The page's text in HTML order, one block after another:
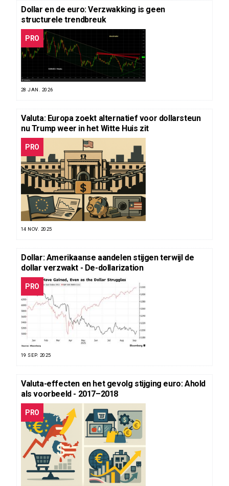
Dollar en de euro: Verzwakking is geen
structurele trendbreuk
PRO
28 JAN. 2026
Valuta: Europa zoekt alternatief voor dollarsteun
nu Trump weer in het Witte Huis zit
PRO
14 NOV. 2025
Dollar: Amerikaanse aandelen stijgen terwijl de
dollar verzwakt - De-dollarization
PRO
19 SEP. 2025
Valuta-effecten en het gevolg stijging euro: Ahold
als voorbeeld - 2017–2018
PRO